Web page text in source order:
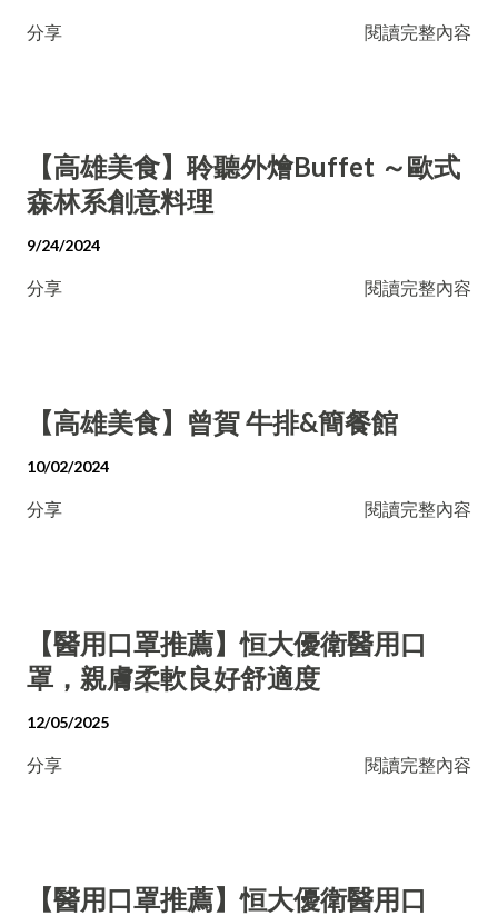
分享 閱讀完整內容
【高雄美食】聆聽外燴Buffet ～歐式
森林系創意料理
9/24/2024
分享 閱讀完整內容
【高雄美食】曾賀 牛排&簡餐館
10/02/2024
分享 閱讀完整內容
【醫用口罩推薦】恒大優衛醫用口
罩，親膚柔軟良好舒適度
12/05/2025
分享 閱讀完整內容
【醫用口罩推薦】恒大優衛醫用口